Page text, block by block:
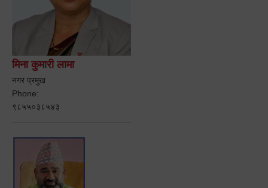
मिना कुमारी लामा
नगर प्रमुख
Phone:
९८५५०३८५४३